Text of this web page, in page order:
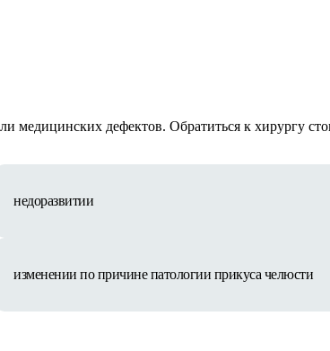
медицинских дефектов. Обратиться к хирургу
недоразвитии
изменении по причине патологии прикуса челюсти